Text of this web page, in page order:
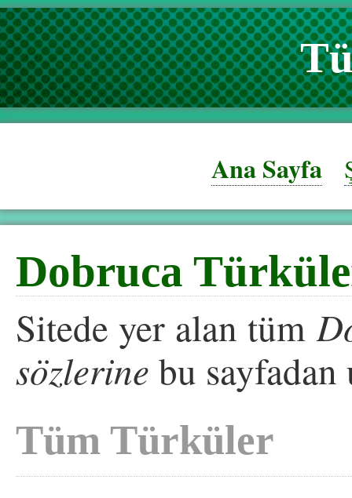
Ana Sayfa
Dobruca
Sitede yer alan tüm
sözlerine bu
Tüm Türküler